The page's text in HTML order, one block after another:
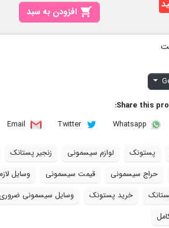

Share this
Whatsapp
Twitter
Email
پستونک لوازم سیسمونی زنجیر پستانک
حراج سیسمونی قیمت سیسمونی
وسایل
خرید پستونک
وسایل سیسمونی ضروری